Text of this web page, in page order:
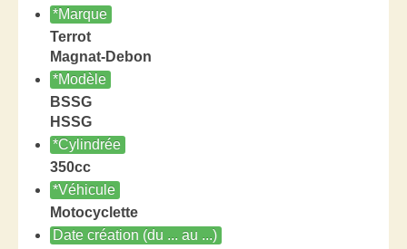
*Marque
Terrot
Magnat-Debon
*Modèle
BSSG
HSSG
*Cylindrée
350cc
*Véhicule
Motocyclette
Date création (du ... au ...)